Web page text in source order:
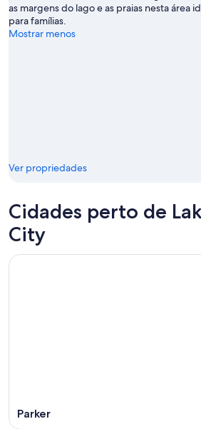
as margens do lago e as praias nesta área
para famílias.
Mostrar menos
Ver propriedades
Cidades perto de
City
Parker